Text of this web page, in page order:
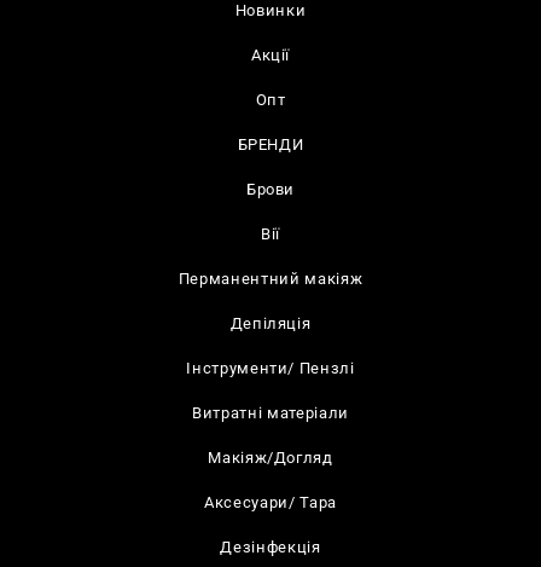
Новинки
Акції
Опт
БРЕНДИ
Брови
Вії
Перманентний макіяж
Депіляція
Інструменти/ Пензлі
Витратні матеріали
Макіяж/Догляд
Аксесуари/ Тара
Дезінфекція